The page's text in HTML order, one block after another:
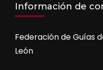
Información de
Federación de Guías
León